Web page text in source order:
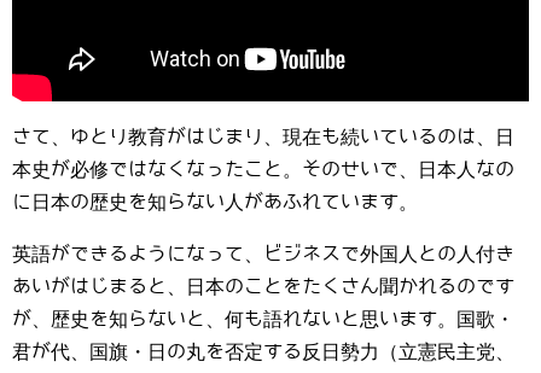
さて、ゆとり教育がはじまり、現在も続いているのは、日
本史が必修ではなくなったこと。そのせいで、日本人なの
に日本の歴史を知らない人があふれています。
英語ができるようになって、ビジネスで外国人との人付き
あいがはじまると、日本のことをたくさん聞かれるのです
が、歴史を知らないと、何も語れないと思います。国歌・
君が代、国旗・日の丸を否定する反日勢力（立憲民主党、